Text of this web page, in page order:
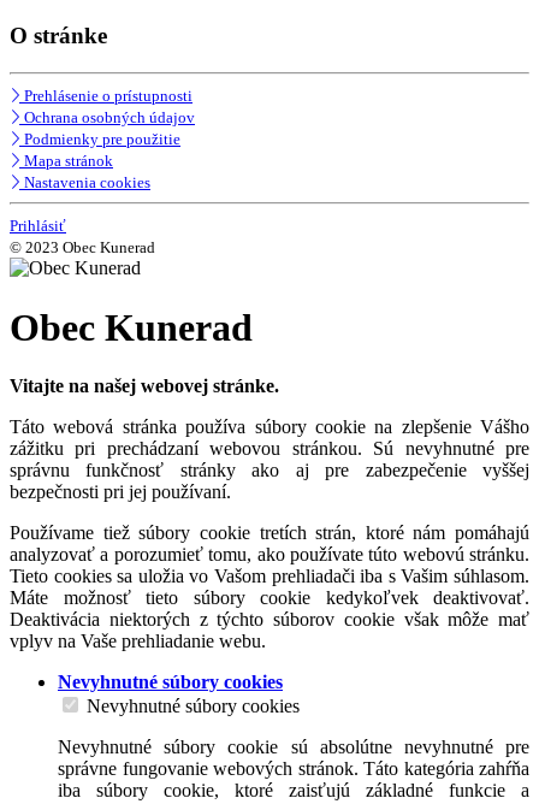
O stránke
Prehlásenie o prístupnosti
Ochrana osobných údajov
Podmienky pre použitie
Mapa stránok
Nastavenia cookies
Prihlásiť
© 2023 Obec Kunerad
Obec Kunerad
Vitajte na našej webovej stránke.
Táto webová stránka používa súbory cookie na zlepšenie Vášho
zážitku pri prechádzaní webovou stránkou. Sú nevyhnutné pre
správnu funkčnosť stránky ako aj pre zabezpečenie vyššej
bezpečnosti pri jej používaní.
Používame tiež súbory cookie tretích strán, ktoré nám pomáhajú
analyzovať a porozumieť tomu, ako používate túto webovú stránku.
Tieto cookies sa uložia vo Vašom prehliadači iba s Vašim súhlasom.
Máte možnosť tieto súbory cookie kedykoľvek deaktivovať.
Deaktivácia niektorých z týchto súborov cookie však môže mať
vplyv na Vaše prehliadanie webu.
Nevyhnutné súbory cookies
Nevyhnutné súbory cookies
Nevyhnutné súbory cookie sú absolútne nevyhnutné pre
správne fungovanie webových stránok. Táto kategória zahŕňa
iba súbory cookie, ktoré zaisťujú základné funkcie a